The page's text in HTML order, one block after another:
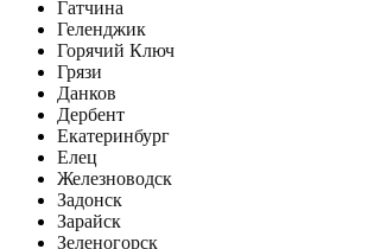
Гатчина
Геленджик
Горячий Ключ
Грязи
Данков
Дербент
Екатеринбург
Елец
Железноводск
Задонск
Зарайск
Зеленогорск